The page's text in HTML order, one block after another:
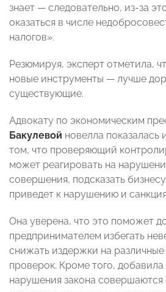
знает — следовательно, из-за
оказаться в числе
налогов».
Резюмируя, эксперт отметила,
новые инструменты — лучше
существующие.
Адвокату по экономическим
Бакулевой новелла показалась
том, что проверяющий
может реагировать на
совершения, подсказать
приведет к нарушению и
Она уверена, что это поможет
предпринимателем избегать
снижать издержки на
проверок. Кроме того, добавила
нарушения закона совершаются